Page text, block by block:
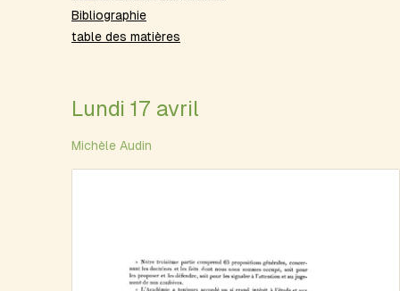
Bibliographie
table des matières
Lundi 17 avril
Michèle Audin